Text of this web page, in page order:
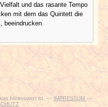
und das rasante Tempo
mit dem das Quintett die
beeindrucken.
hörenswert ist. ---IMPRESSUM ---